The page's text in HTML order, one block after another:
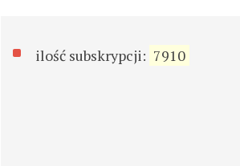
ilość subskrypcji: 7910